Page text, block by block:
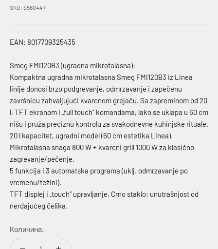
SKU: S560447
EAN: 8017709325435
Smeg FMI120B3 (ugradna mikrotalasna):
Kompaktna ugradna mikrotalasna Smeg FMI120B3 iz Linea
linije donosi brzo podgrevanje, odmrzavanje i zapečenu
završnicu zahvaljujući kvarcnom grejaču. Sa zapreminom od 20
l, TFT ekranom i „full touch“ komandama, lako se uklapa u 60 cm
nišu i pruža preciznu kontrolu za svakodnevne kuhinjske rituale.
20 l kapacitet, ugradni model (60 cm estetika Linea).
Mikrotalasna snaga 800 W + kvarcni grill 1000 W za klasično
zagrevanje/pečenje.
5 funkcija i 3 automatska programa (uklj. odmrzavanje po
vremenu/težini).
TFT displej i „touch“ upravljanje, Crno staklo; unutrašnjost od
nerđajućeg čelika.
Количина: